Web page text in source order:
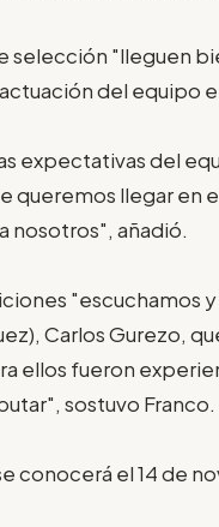
selección "lleguen
del equipo
expectativas del
queremos llegar en
nosotros", añadió.
"escuchamos
Carlos Gurezo,
ellos fueron
sostuvo Franco.
conocerá el 14 de